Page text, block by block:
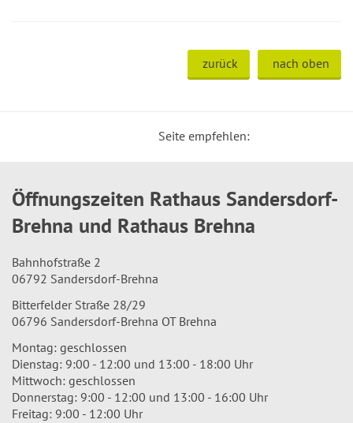
zurück nach oben
Seite empfehlen:
Öffnungszeiten Rathaus Sandersdorf-
Brehna und Rathaus Brehna
Bahnhofstraße 2
06792 Sandersdorf-Brehna
Bitterfelder Straße 28/29
06796 Sandersdorf-Brehna OT Brehna
Montag: geschlossen
Dienstag: 9:00 - 12:00 und 13:00 - 18:00 Uhr
Mittwoch: geschlossen
Donnerstag: 9:00 - 12:00 und 13:00 - 16:00 Uhr
Freitag: 9:00 - 12:00 Uhr